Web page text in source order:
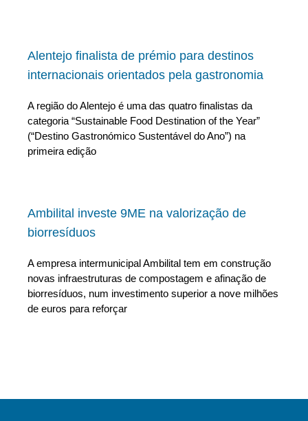
Alentejo finalista de prémio para destinos
internacionais orientados pela gastronomia
A região do Alentejo é uma das quatro finalistas da
categoria “Sustainable Food Destination of the Year”
(“Destino Gastronómico Sustentável do Ano”) na
primeira edição
Ambilital investe 9ME na valorização de
biorresíduos
A empresa intermunicipal Ambilital tem em construção
novas infraestruturas de compostagem e afinação de
biorresíduos, num investimento superior a nove milhões
de euros para reforçar